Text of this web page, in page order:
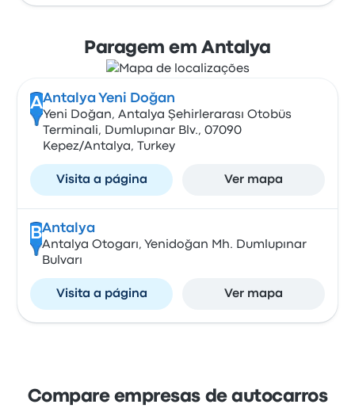
Paragem em Antalya
AAntalya Yeni Doğan
Yeni Doğan, Antalya Şehirlerarası Otobüs
Terminali, Dumlupınar Blv., 07090
Kepez/Antalya, Turkey
Visita a página Ver mapa
BAntalya
Antalya Otogarı, Yenidoğan Mh. Dumlupınar
Bulvarı
Visita a página Ver mapa
Compare empresas de autocarros